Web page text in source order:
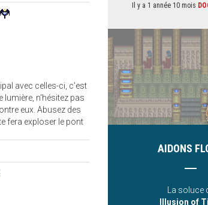
avec celles-ci, c'est
lumière, n'hésitez pas
eux. Abusez des
fera exploser le pont
Il y a 1 année 10 mois
AIDONS
La soluce
Illusion of